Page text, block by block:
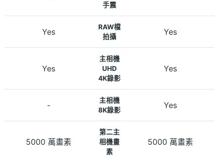
手震
Yes
RAW檔
拍攝
Yes
Yes
主相機
UHD
4K錄影
Yes
-
主相機
8K錄影
Yes
5000 萬畫素
第二主
相機畫
素
5000 萬畫素